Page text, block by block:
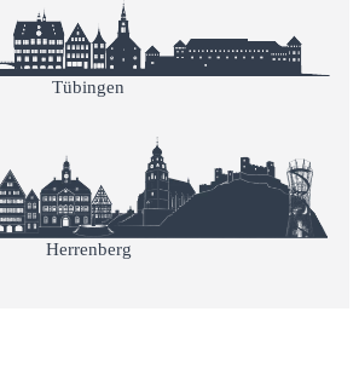
Tübingen
Herrenberg